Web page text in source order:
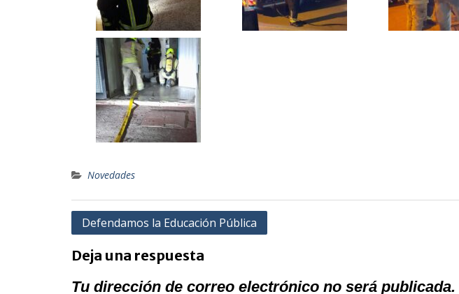
Novedades
Defendamos la Educación Pública
Deja una respuesta
Tu dirección de correo electrónico no será publicada.